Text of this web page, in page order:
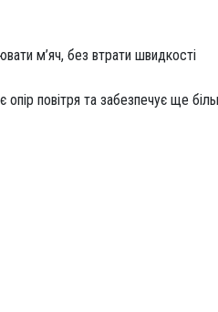
м’яч, без втрати швидкості
повітря та забезпечує ще